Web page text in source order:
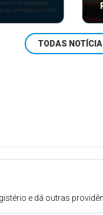
na
TODAS
e dá outras